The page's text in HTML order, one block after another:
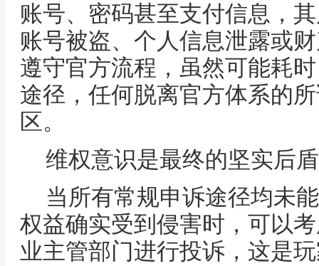
账号、密码甚至支付信息，
账号被盗、个人信息泄露或
遵守官方流程，虽然可能耗
途径，任何脱离官方体系的
区。
维权意识是最终的坚实后盾
当所有常规申诉途径均未
权益确实受到侵害时，可以
业主管部门进行投诉，这是